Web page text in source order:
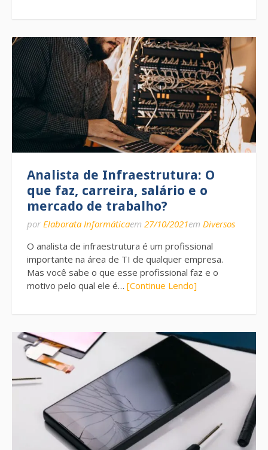
Analista de Infraestrutura: O
que faz, carreira, salário e o
mercado de trabalho?
por Elaborata Informáticaem 27/10/2021em Diversos
O analista de infraestrutura é um profissional
importante na área de TI de qualquer empresa.
Mas você sabe o que esse profissional faz e o
motivo pelo qual ele é… [Continue Lendo]